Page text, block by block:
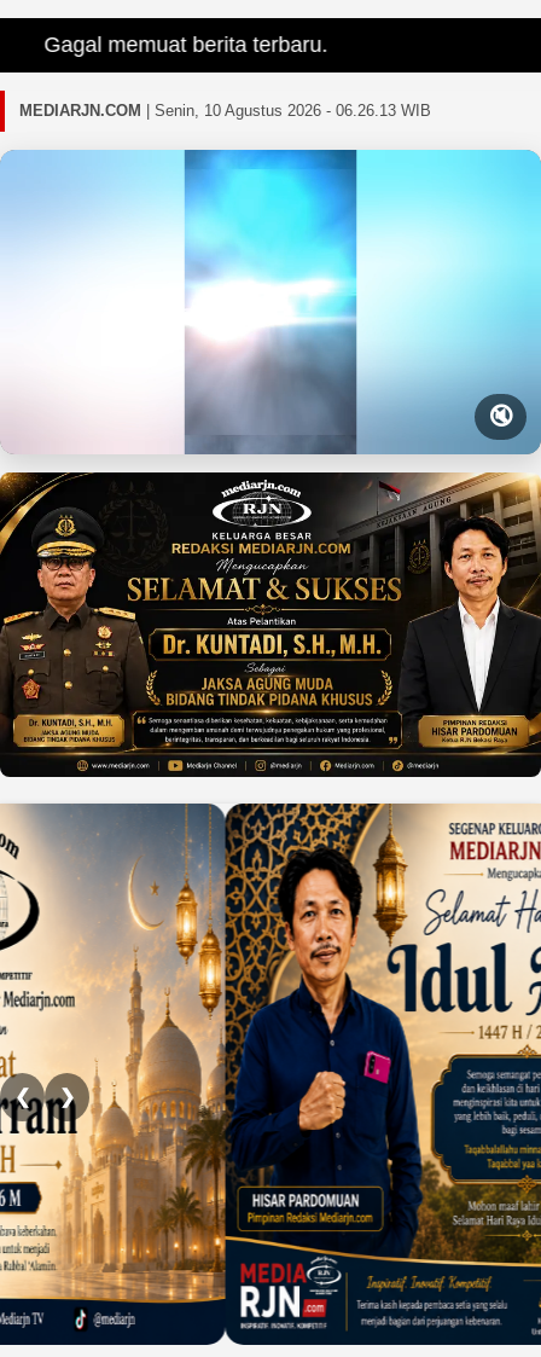
Gagal memuat berita terbaru.
MEDIARJN.COM Senin, 10 Agustus 2026 - 06.26.15 WIB
🔇
❮ ❯